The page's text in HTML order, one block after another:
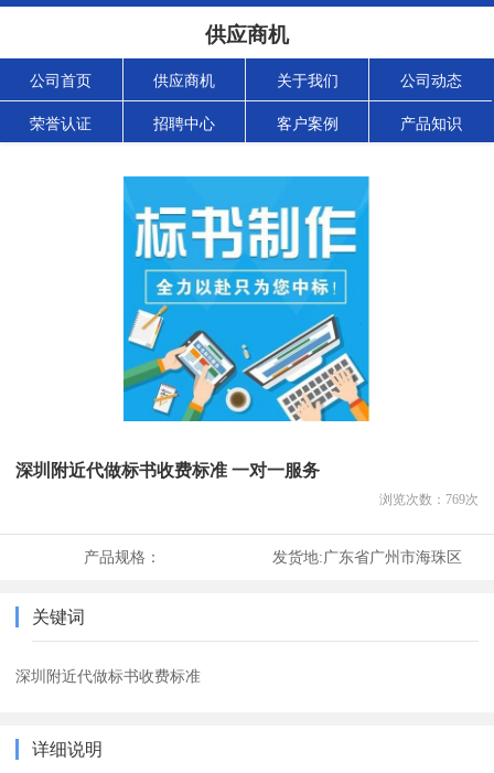
供应商机
公司首页 供应商机 关于我们 公司动态
荣誉认证 招聘中心 客户案例 产品知识
深圳附近代做标书收费标准 一对一服务
浏览次数： 769次
产品规格： 发货地:广东省广州市海珠区
关键词
深圳附近代做标书收费标准
详细说明